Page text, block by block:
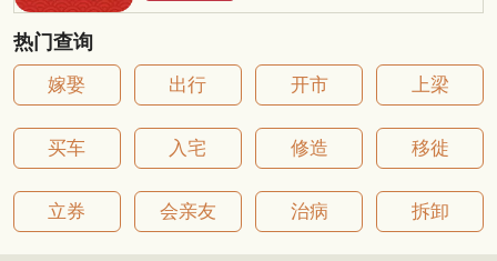
热门查询
嫁娶 出行 开市 上梁
买车 入宅 修造 移徙
立券 会亲友 治病 拆卸